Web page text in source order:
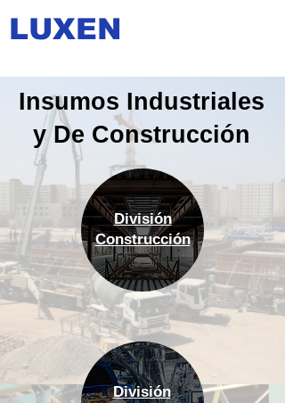
LUXEN
Insumos Industriales
y De Construcción
División
Construcción
División